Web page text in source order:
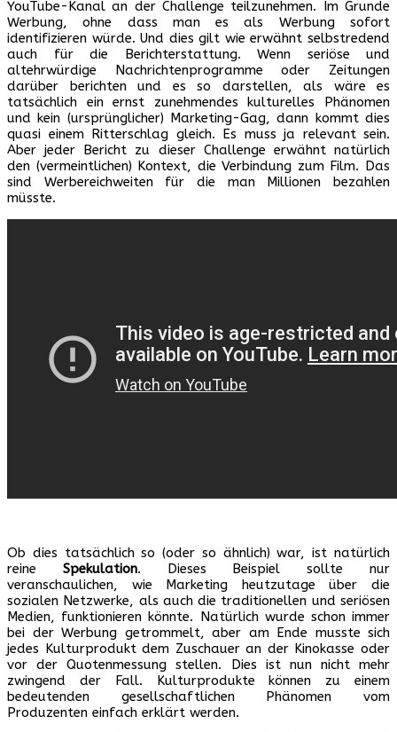
YouTube-Kanal an der Challenge teilzunehmen. Im Grunde
Werbung, ohne dass man es als Werbung sofort
identifizieren würde. Und dies gilt wie erwähnt selbstredend
auch für die Berichterstattung. Wenn seriöse und
altehrwürdige Nachrichtenprogramme oder Zeitungen
darüber berichten und es so darstellen, als wäre es
tatsächlich ein ernst zunehmendes kulturelles Phänomen
und kein (ursprünglicher) Marketing-Gag, dann kommt dies
quasi einem Ritterschlag gleich. Es muss ja relevant sein.
Aber jeder Bericht zu dieser Challenge erwähnt natürlich
den (vermeintlichen) Kontext, die Verbindung zum Film. Das
sind Werbereichweiten für die man Millionen bezahlen
müsste.
Ob dies tatsächlich so (oder so ähnlich) war, ist natürlich
reine Spekulation. Dieses Beispiel sollte nur
veranschaulichen, wie Marketing heutzutage über die
sozialen Netzwerke, als auch die traditionellen und seriösen
Medien, funktionieren könnte. Natürlich wurde schon immer
bei der Werbung getrommelt, aber am Ende musste sich
jedes Kulturprodukt dem Zuschauer an der Kinokasse oder
vor der Quotenmessung stellen. Dies ist nun nicht mehr
zwingend der Fall. Kulturprodukte können zu einem
bedeutenden gesellschaftlichen Phänomen vom
Produzenten einfach erklärt werden.